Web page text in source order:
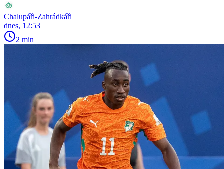
Chalupáři-Zahrádkáři
dnes, 12:53
2 min